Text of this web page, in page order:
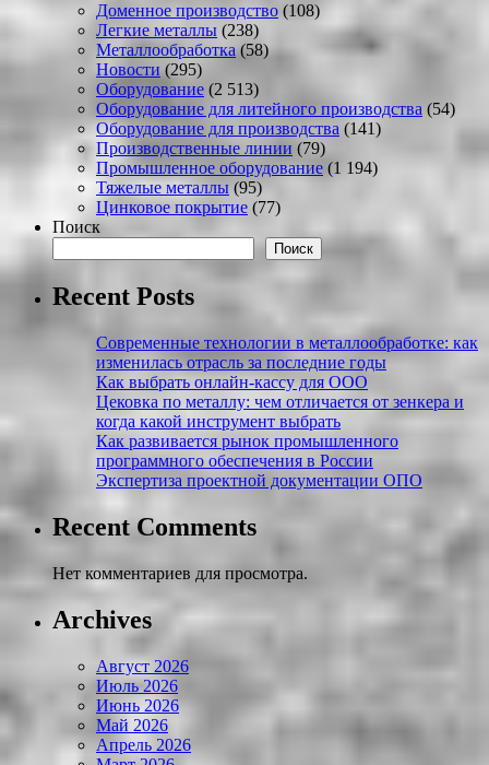
Доменное производство (108)
Легкие металлы (238)
Металлообработка (58)
Новости (295)
Оборудование (2 513)
Оборудование для литейного производства (54)
Оборудование для производства (141)
Производственные линии (79)
Промышленное оборудование (1 194)
Тяжелые металлы (95)
Цинковое покрытие (77)
Поиск
Поиск
Recent Posts
Современные технологии в металлообработке: как
изменилась отрасль за последние годы
Как выбрать онлайн-кассу для ООО
Цековка по металлу: чем отличается от зенкера и
когда какой инструмент выбрать
Как развивается рынок промышленного
программного обеспечения в России
Экспертиза проектной документации ОПО
Recent Comments
Нет комментариев для просмотра.
Archives
Август 2026
Июль 2026
Июнь 2026
Май 2026
Апрель 2026